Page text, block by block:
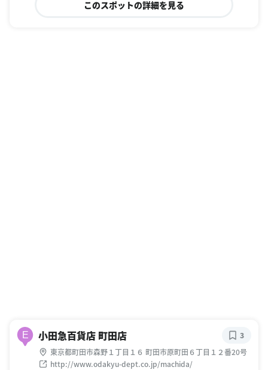
このスポットの詳細を見る
E 小田急百貨店 町田店
東京都町田市森野１丁目１６ 町田市原町田６丁目１２番20号
http://www.odakyu-dept.co.jp/machida/
3